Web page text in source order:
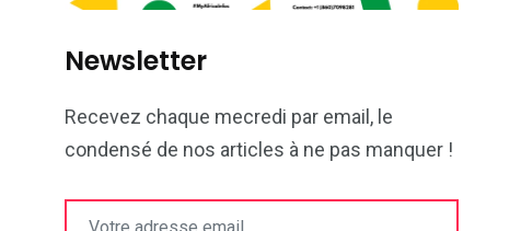
Newsletter
Recevez chaque mecredi par email, le
condensé de nos articles à ne pas manquer !